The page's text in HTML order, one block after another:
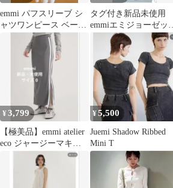
emmi パフスリーブ シ
ャツワンピース ベージ
タグ付き新品未使用
emmiエミジョーゼット
ポロカットワンピー
ス/UVカット0
¥3,799
【極美品】emmi atelier
eco ジャージーマキシ
¥5,500
Juemi Shadow Ribbed
Mini T